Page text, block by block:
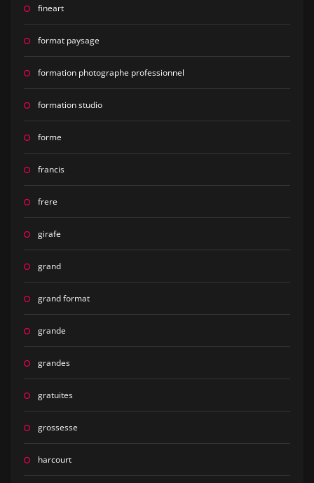
fineart
format paysage
formation photographe professionnel
formation studio
forme
francis
frere
girafe
grand
grand format
grande
grandes
gratuites
grossesse
harcourt